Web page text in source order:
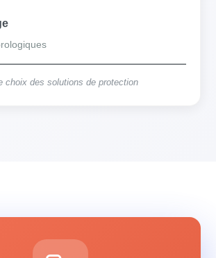
choix des solutions de protection